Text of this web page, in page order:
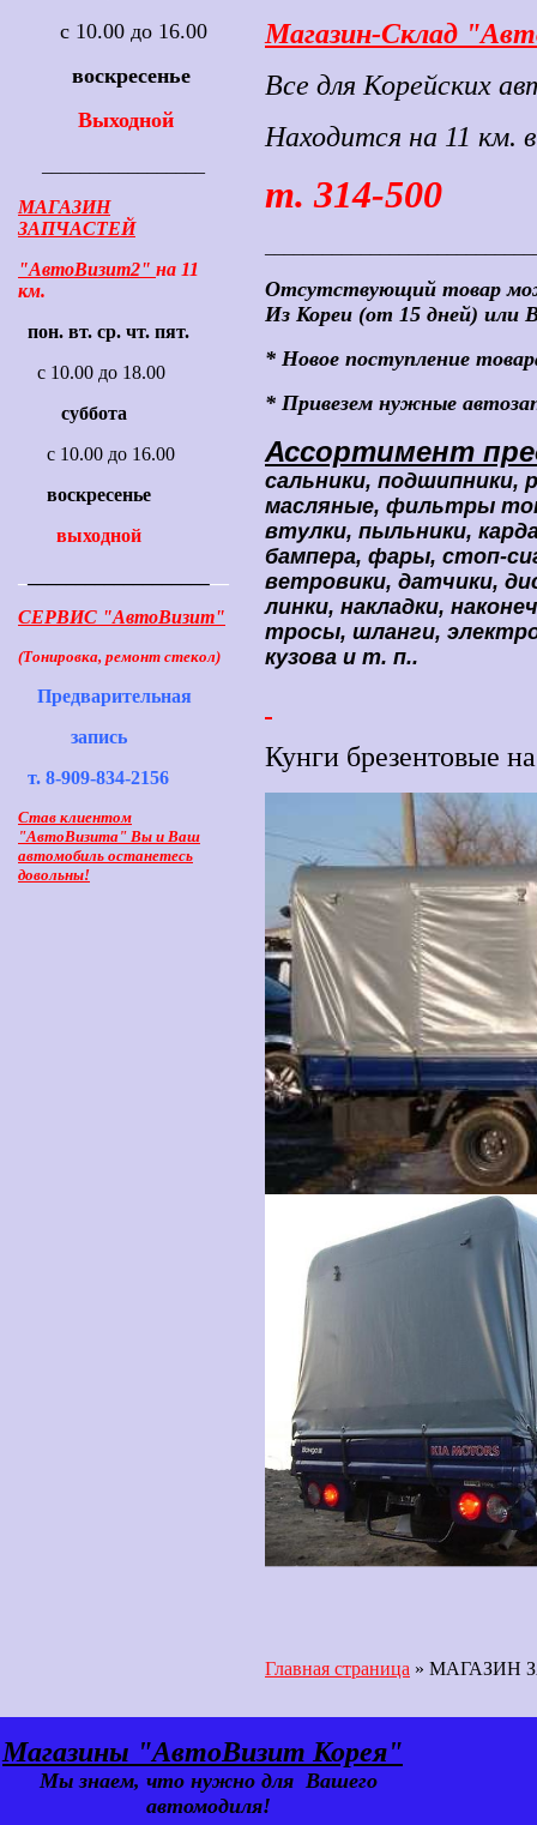
с 10.00 до 16.00
воскресенье
Выходной
МАГАЗИН
ЗАПЧАСТЕЙ
"АвтоВизит2" на 11
км.
пон. вт. ср. чт. пят.
с 10.00 до 18.00
суббота
с 10.00 до 16.00
воскресенье
выходной
СЕРВИС "АвтоВизит"
(Тонировка, ремонт стекол)
Предварительная
запись
т. 8-909-834-2156
Став клиентом
"АвтоВизита" Вы и Ваш
автомобиль останетесь
довольны!
Магазин-Склад
Все для Корейских
Находится на 11 км.
т. 314-500
Отсутствующий товар
Из Кореи (от 15 дней) или
* Новое поступление
* Привезем нужные
Ассортимент
cальники,
масляные, фильтры
втулки, пыльники,
бампера, фары, стоп-
ветровики, датчики,
линки, накладки,
тросы, шланги,
кузова и т. п..
Кунги брезентовые
Главная страница » МАГАЗИН
Магазины "АвтоВизит Корея"
Мы знаем, что нужно для Вашего
автомодиля!